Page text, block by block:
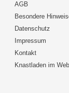
AGB
Besondere
Datenschutz
Impressum
Kontakt
Knastladen im